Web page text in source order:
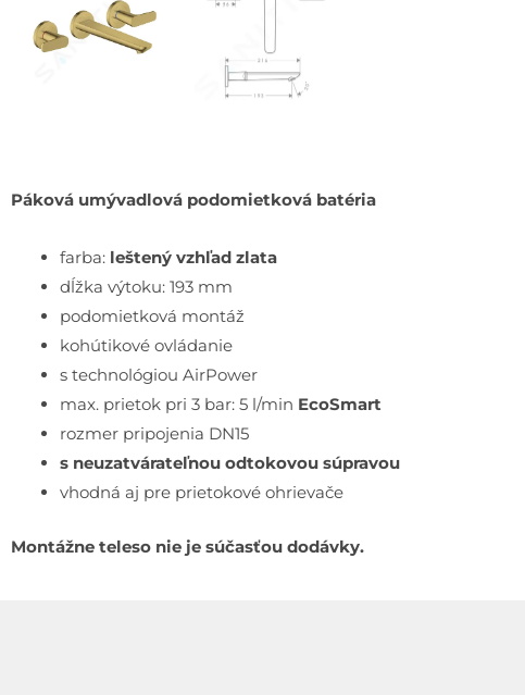
Páková umývadlová podomietková batéria
farba: leštený vzhľad zlata
dĺžka výtoku: 193 mm
podomietková montáž
kohútikové ovládanie
s technológiou AirPower
max. prietok pri 3 bar: 5 l/min EcoSmart
rozmer pripojenia DN15
s neuzatvárateľnou odtokovou súpravou
vhodná aj pre prietokové ohrievače
Montážne teleso nie je súčasťou dodávky.